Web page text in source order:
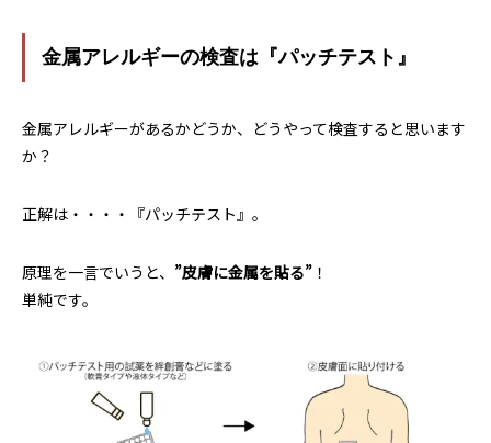
金属アレルギーの検査は『パッチテスト』
金属アレルギーがあるかどうか、どうやって検査すると思います
か？
正解は・・・・『パッチテスト』。
原理を一言でいうと、 ”皮膚に金属を貼る” ！
単純です。